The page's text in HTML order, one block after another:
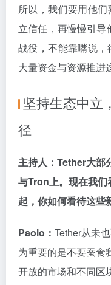
所以，我们要用他
立信任，再慢慢引导
战役，不能靠嘴说，
大量资金与资源推进
坚持生态中立
径
主持人：Tether大部
与Tron上。现在我们
起，你如何看待这些
Paolo： Tether从未
为重要的是不要蚕食
开放的市场和不同区